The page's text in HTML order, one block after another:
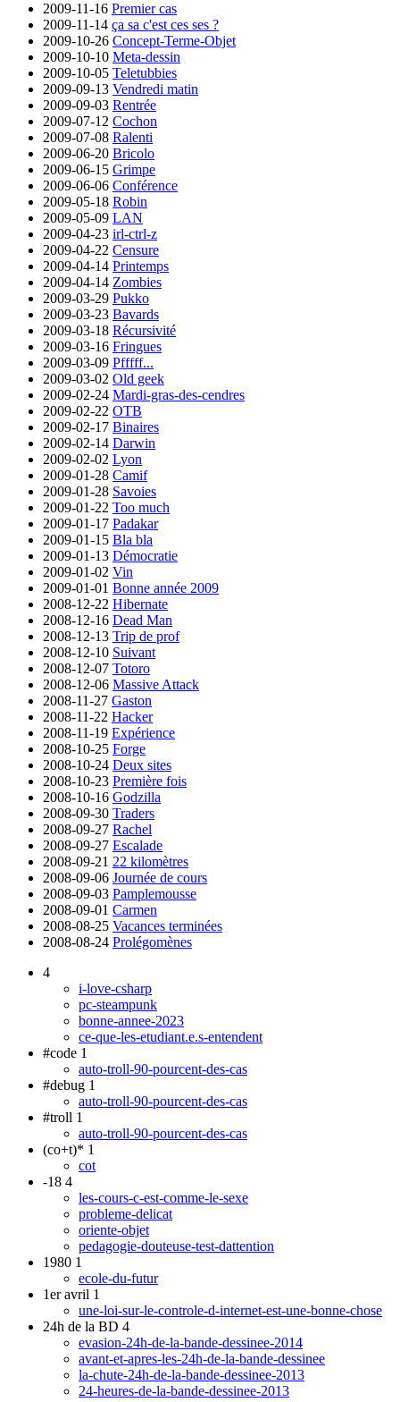
2009-11-16 Premier cas
2009-11-14 ça sa c'est ces ses ?
2009-10-26 Concept-Terme-Objet
2009-10-10 Meta-dessin
2009-10-05 Teletubbies
2009-09-13 Vendredi matin
2009-09-03 Rentrée
2009-07-12 Cochon
2009-07-08 Ralenti
2009-06-20 Bricolo
2009-06-15 Grimpe
2009-06-06 Conférence
2009-05-18 Robin
2009-05-09 LAN
2009-04-23 irl-ctrl-z
2009-04-22 Censure
2009-04-14 Printemps
2009-04-14 Zombies
2009-03-29 Pukko
2009-03-23 Bavards
2009-03-18 Récursivité
2009-03-16 Fringues
2009-03-09 Pfffff...
2009-03-02 Old geek
2009-02-24 Mardi-gras-des-cendres
2009-02-22 OTB
2009-02-17 Binaires
2009-02-14 Darwin
2009-02-02 Lyon
2009-01-28 Camif
2009-01-28 Savoies
2009-01-22 Too much
2009-01-17 Padakar
2009-01-15 Bla bla
2009-01-13 Démocratie
2009-01-02 Vin
2009-01-01 Bonne année 2009
2008-12-22 Hibernate
2008-12-16 Dead Man
2008-12-13 Trip de prof
2008-12-10 Suivant
2008-12-07 Totoro
2008-12-06 Massive Attack
2008-11-27 Gaston
2008-11-22 Hacker
2008-11-19 Expérience
2008-10-25 Forge
2008-10-24 Deux sites
2008-10-23 Première fois
2008-10-16 Godzilla
2008-09-30 Traders
2008-09-27 Rachel
2008-09-27 Escalade
2008-09-21 22 kilomètres
2008-09-06 Journée de cours
2008-09-03 Pamplemousse
2008-09-01 Carmen
2008-08-25 Vacances terminées
2008-08-24 Prolégomènes
4
i-love-csharp
pc-steampunk
bonne-annee-2023
ce-que-les-etudiant.e.s-entendent
#code 1
auto-troll-90-pourcent-des-cas
#debug 1
auto-troll-90-pourcent-des-cas
#troll 1
auto-troll-90-pourcent-des-cas
(co+t)* 1
cot
-18 4
les-cours-c-est-comme-le-sexe
probleme-delicat
oriente-objet
pedagogie-douteuse-test-dattention
1980 1
ecole-du-futur
1er avril 1
une-loi-sur-le-controle-d-internet-est-une-bonne-chose
24h de la BD 4
evasion-24h-de-la-bande-dessinee-2014
avant-et-apres-les-24h-de-la-bande-dessinee
la-chute-24h-de-la-bande-dessinee-2013
24-heures-de-la-bande-dessinee-2013